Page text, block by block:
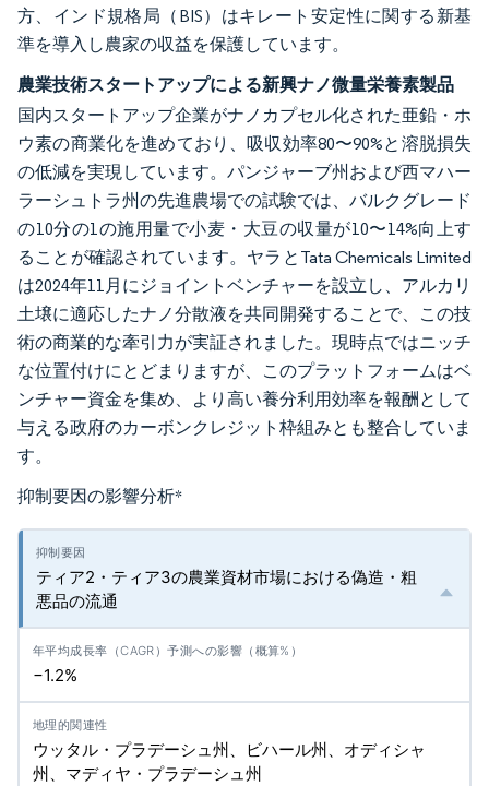
方、インド規格局（BIS）はキレート安定性に関する新基
準を導入し農家の収益を保護しています。
農業技術スタートアップによる新興ナノ微量栄養素製品
国内スタートアップ企業がナノカプセル化された亜鉛・ホ
ウ素の商業化を進めており、吸収効率80〜90%と溶脱損失
の低減を実現しています。パンジャーブ州および西マハー
ラーシュトラ州の先進農場での試験では、バルクグレード
の10分の1の施用量で小麦・大豆の収量が10〜14%向上す
ることが確認されています。ヤラとTata Chemicals Limited
は2024年11月にジョイントベンチャーを設立し、アルカリ
土壌に適応したナノ分散液を共同開発することで、この技
術の商業的な牽引力が実証されました。現時点ではニッチ
な位置付けにとどまりますが、このプラットフォームはベ
ンチャー資金を集め、より高い養分利用効率を報酬として
与える政府のカーボンクレジット枠組みとも整合していま
す。
抑制要因の影響分析*
ティア2・ティア3の農業資材市場における偽造・粗
悪品の流通
−1.2%
ウッタル・プラデーシュ州、ビハール州、オディシャ
州、マディヤ・プラデーシュ州